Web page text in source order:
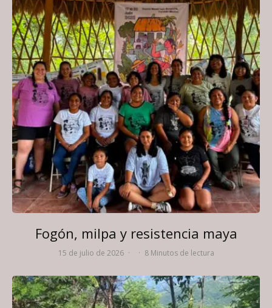
Fogón, milpa y resistencia maya
15 de julio de 2026 · · 8 Minutos de lectura